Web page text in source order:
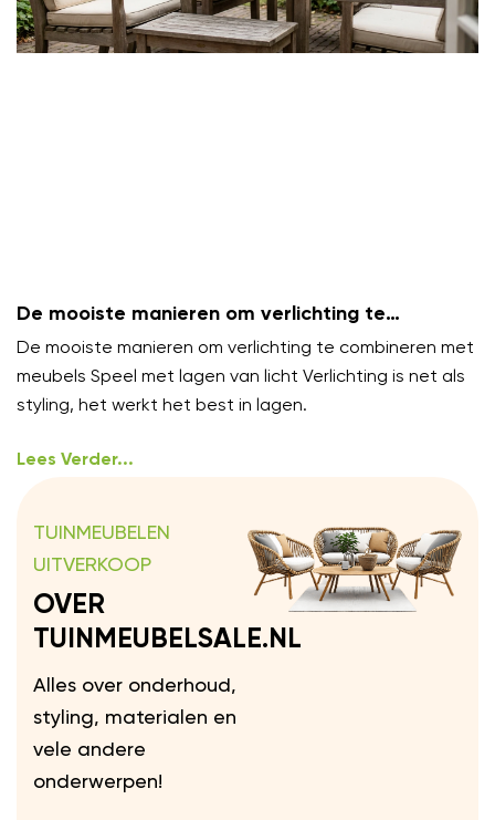
De mooiste manieren om verlichting te
combineren met meubels
De mooiste manieren om verlichting te combineren met
meubels Speel met lagen van licht Verlichting is net als
styling, het werkt het best in lagen.
Lees Verder...
TUINMEUBELEN
UITVERKOOP
OVER
TUINMEUBELSALE.NL
Alles over onderhoud,
styling, materialen en
vele andere
onderwerpen!